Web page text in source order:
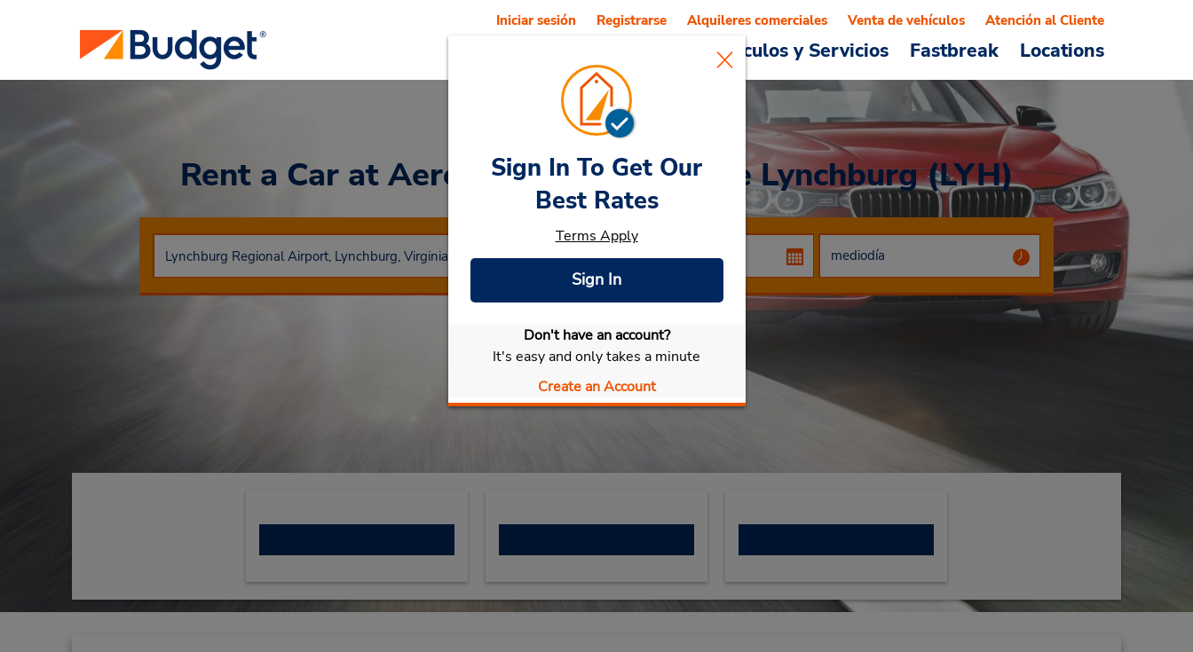
Vehículos y Servicios Fastbreak Locations
Iniciar sesión Registrarse Alquileres comerciales Venta de vehículos Atención al Cliente
Rent a Car at Aeropuerto Regional de Lynchburg (LYH)
Seleccionar mi vehículo
Sign In To Get Our
Best Rates
Terms Apply
Sign In
Don't have an account?
It's easy and only takes a minute
Create an Account